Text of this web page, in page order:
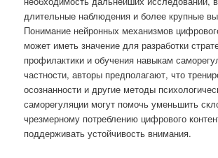
длительные наблюдения и более крупные
Понимание нейронных механизмов
может иметь значение для разработки
профилактики и обучения навыкам
частности, авторы предполагают, что
осознанности и другие методы
саморегуляции могут помочь уменьшить
чрезмерному потреблению цифрового
поддерживать устойчивость внимания.